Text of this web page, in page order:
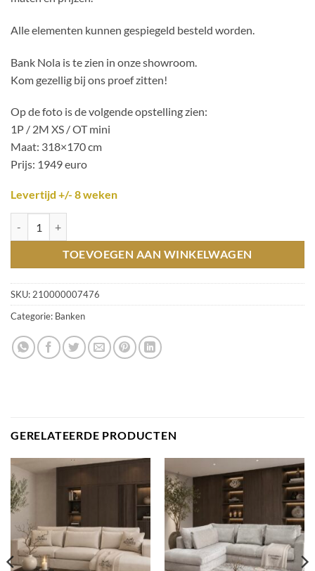
Alle elementen kunnen gespiegeld besteld worden.
Bank Nola is te zien in onze showroom.
Kom gezellig bij ons proef zitten!
Op de foto is de volgende opstelling zien:
1P / 2M XS / OT mini
Maat: 318×170 cm
Prijs: 1949 euro
Levertijd +/- 8 weken
TOEVOEGEN AAN WINKELWAGEN
SKU: 210000007476
Categorie: Banken
GERELATEERDE PRODUCTEN